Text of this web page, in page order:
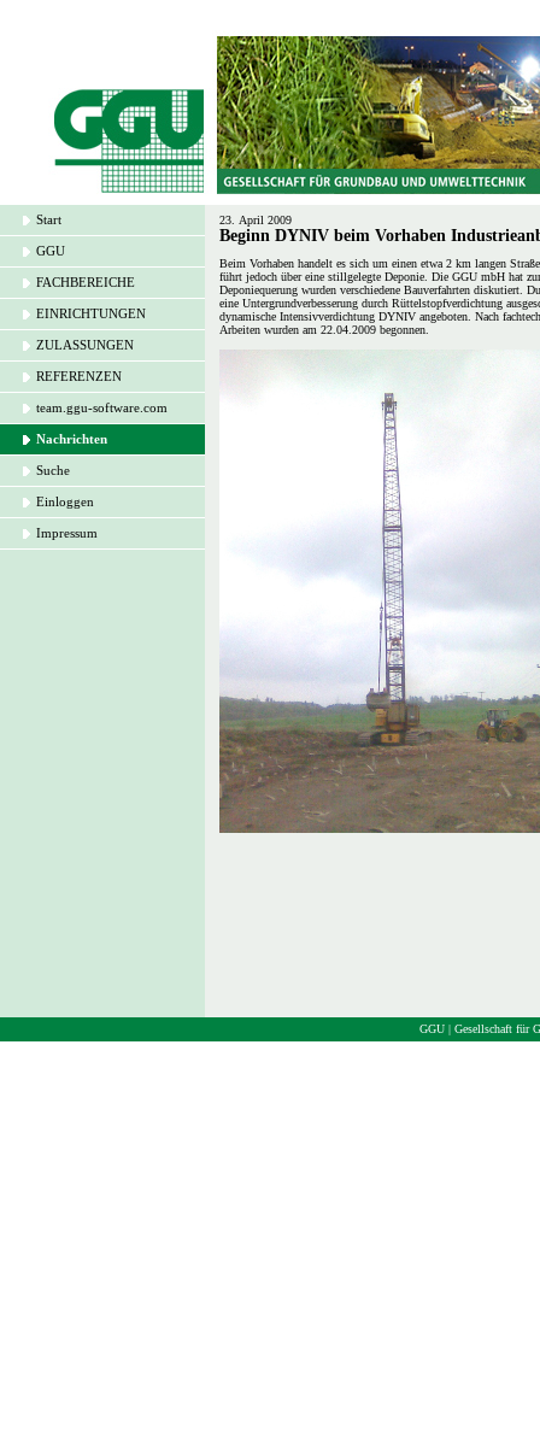
Start
GGU
FACHBEREICHE
EINRICHTUNGEN
ZULASSUNGEN
REFERENZEN
team.ggu-software.com
Nachrichten
Suche
Einloggen
Impressum
23. April 2009
Beginn DYNIV beim Vorhaben
Beim Vorhaben handelt es sich um einen etwa 2 km langen
führt jedoch über eine stillgelegte Deponie. Die GGU mbH hat
Deponiequerung wurden verschiedene Bauverfahrten diskutiert.
eine Untergrundverbesserung durch Rüttelstopfverdichtung
dynamische Intensivverdichtung DYNIV angeboten. Nach
Arbeiten wurden am 22.04.2009 begonnen.
GGU | Gesellschaft für